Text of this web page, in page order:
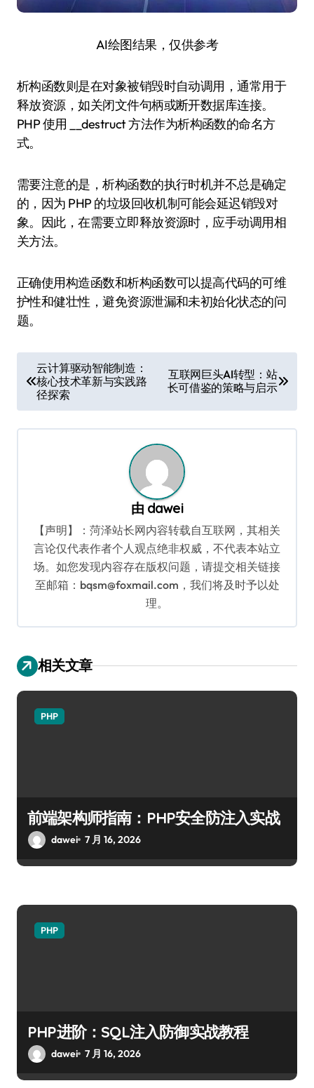
AI绘图结果，仅供参考
析构函数则是在对象被销毁时自动调用，通常用于
释放资源，如关闭文件句柄或断开数据库连接。
PHP 使用 __destruct 方法作为析构函数的命名方
式。
需要注意的是，析构函数的执行时机并不总是确定
的，因为 PHP 的垃圾回收机制可能会延迟销毁对
象。因此，在需要立即释放资源时，应手动调用相
关方法。
正确使用构造函数和析构函数可以提高代码的可维
护性和健壮性，避免资源泄漏和未初始化状态的问
题。
章
导
航
云计算驱动智能制造：
核心技术革新与实践路
径探索
互联网巨头AI转型：站
长可借鉴的策略与启示
由 dawei
【声明】：菏泽站长网内容转载自互联网，其相关
言论仅代表作者个人观点绝非权威，不代表本站立
场。如您发现内容存在版权问题，请提交相关链接
至邮箱：bqsm@foxmail.com，我们将及时予以处
理。
相关文章
PHP
前端架构师指南：PHP安全防注入实战
dawei 7 月 16, 2026
PHP
PHP进阶：SQL注入防御实战教程
dawei 7 月 16, 2026